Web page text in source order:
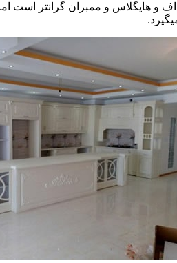
و ممبران گرانتر است اما از